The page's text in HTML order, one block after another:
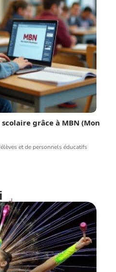
grâce à MBN (Mon
et de personnels éducatifs